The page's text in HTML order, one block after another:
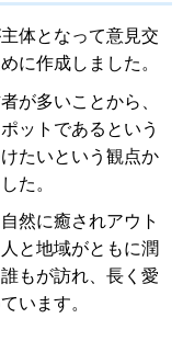
体となって意見交
に作成しました。
が多いことから、
ットであるという
たいという観点か
た。
然に癒されアウト
と地域がともに潤
もが訪れ、長く愛
います。